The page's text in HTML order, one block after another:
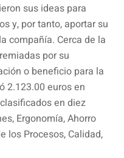
sus ideas para
y, por tanto, aportar su
compañía. Cerca de la
por su
o beneficio para la
2.123.00 euros en
en diez
Ergonomía, Ahorro
los Procesos, Calidad,